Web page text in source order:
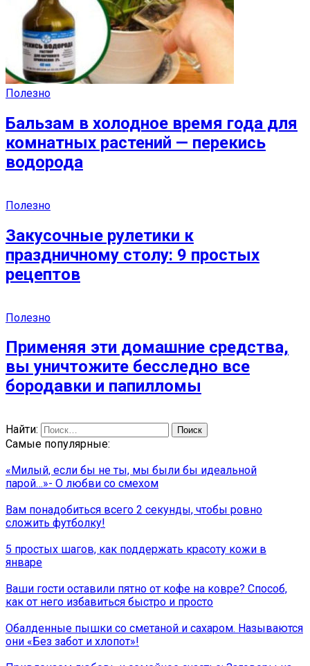
Полезно
Бальзам в холодное время года для
комнатных растений — перекись
водорода
Полезно
Закусочные рулетики к
праздничному столу: 9 простых
рецептов
Полезно
Применяя эти домашние средства,
вы уничтожите бесследно все
бородавки и папилломы
Найти:
Самые популярные:
«Милый, если бы не ты, мы были бы идеальной
парой…»- О любви со смехом
Вам понадобиться всего 2 секунды, чтобы ровно
сложить футболку!
5 простых шагов, как поддержать красоту кожи в
январе
Ваши гости оставили пятно от кофе на ковре? Способ,
как от него избавиться быстро и просто
Обалденные пышки со сметаной и сахаром. Называются
они «Без забот и хлопот»!